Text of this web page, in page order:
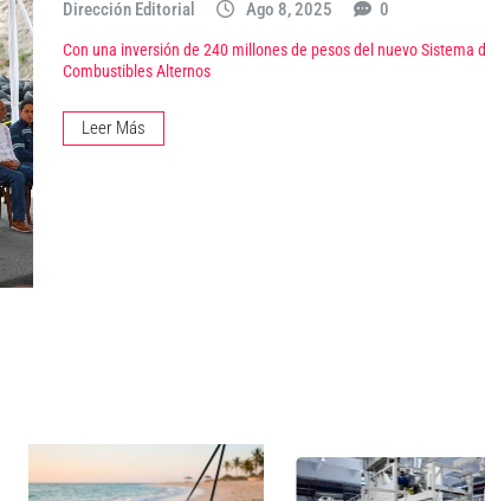
Dirección Editorial Ago 8, 2025 0
Con una inversión de 240 millones de pesos del nuevo Sistema
Combustibles Alternos
Leer Más